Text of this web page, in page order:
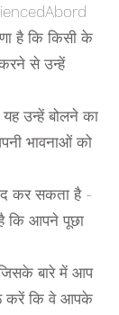
है कि किसी के
से उन्हें
उन्हें बोलने का
भावनाओं को
कर सकता है -
कि आपने पूछा
बारे में आप
करें कि वे आपके